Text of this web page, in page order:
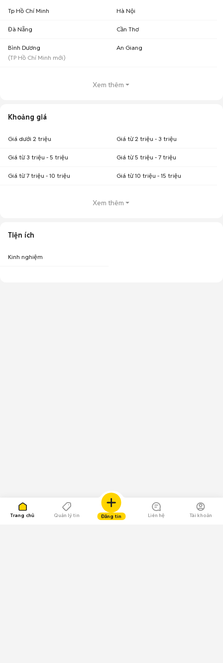
Trang chủ Quản lý tin Đăng tin Liên hệ Tài khoản
Tp Hồ Chí Minh Hà Nội
Đà Nẵng Cần Thơ
Bình Dương
(TP Hồ Chí Minh mới)
An Giang
Xem thêm
Khoảng giá
Giá dưới 2 triệu Giá từ 2 triệu - 3 triệu
Giá từ 3 triệu - 5 triệu Giá từ 5 triệu - 7 triệu
Giá từ 7 triệu - 10 triệu Giá từ 10 triệu - 15 triệu
Xem thêm
Tiện ích
Kinh nghiệm